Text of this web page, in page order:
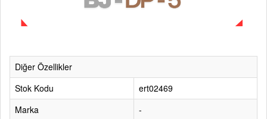
Diğer Özellikler
Stok Kodu
ert02469
Marka
-